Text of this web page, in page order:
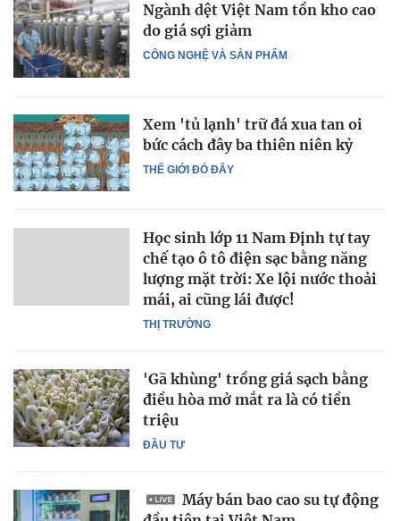
CÔNG NGHỆ VÀ SẢN PHẨM
Ngành dệt Việt Nam tồn kho cao
do giá sợi giảm
THẾ GIỚI ĐÓ ĐÂY
Xem 'tủ lạnh' trữ đá xua tan oi
bức cách đây ba thiên niên kỷ
THỊ TRƯỜNG
Học sinh lớp 11 Nam Định tự tay
chế tạo ô tô điện sạc bằng năng
lượng mặt trời: Xe lội nước thoải
mái, ai cũng lái được!
ĐẦU TƯ
'Gã khùng' trồng giá sạch bằng
điều hòa mở mắt ra là có tiền
triệu
Máy bán bao cao su tự động